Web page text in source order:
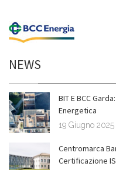
NEWS
BIT E BCC
Energetica
19 Giugno 2025
Centromarca
Certificazione